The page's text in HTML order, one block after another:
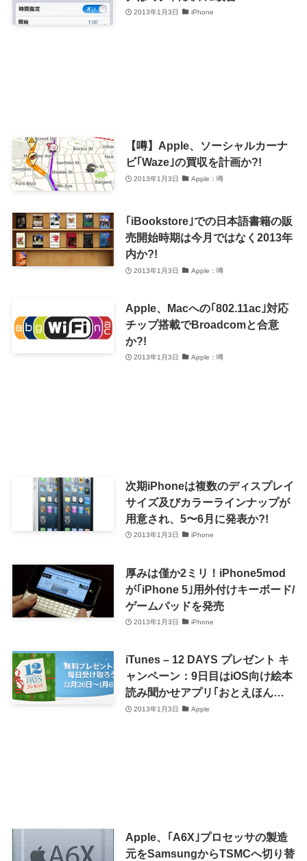
2013年1月3日 iPhone
【噂】Apple、ソーシャルカーナ
ビ｢Waze｣の買収を計画か?!
2013年1月3日 Apple：噂
｢iBookstore｣での日本語書籍の販
売開始時期は今月ではなく2013年
内か?!
2013年1月3日 Apple：噂
Apple、Macへの｢802.11ac｣対応
チップ搭載でBroadcomと合意
か?!
2013年1月3日 Apple：噂
次期iPhoneは複数のディスプレイ
サイズ及びカラーラインナップが
用意され、5〜6月に発表か?!
2013年1月3日 iPhone
厚みは僅か2ミリ！iPhone5mod
が｢iPhone 5｣用外付けキーボード/
ゲームパッドを発売
2013年1月3日 iPhone
iTunes – 12 DAYS プレゼント キ
ャンペーン：9日目はiOS向け絵本
読み聞かせアプリ｢おとえほん
vol.4｣
2013年1月3日 Apple
Apple、｢A6X｣プロセッサの製造
元をSamsungからTSMCへ切り替